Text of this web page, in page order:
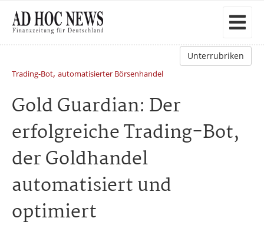
Unterrubriken
Trading-Bot, automatisierter Börsenhandel
Gold Guardian: Der
erfolgreiche Trading-Bot,
der Goldhandel
automatisiert und
optimiert